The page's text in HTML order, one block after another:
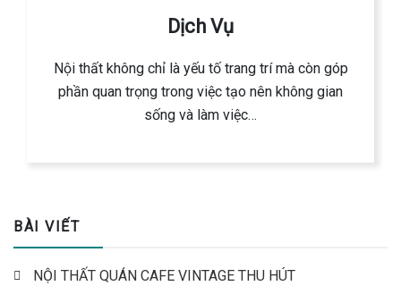
Dịch Vụ
Nội thất không chỉ là yếu tố trang trí mà còn góp
phần quan trọng trong việc tạo nên không gian
sống và làm việc…
BÀI VIẾT
NỘI THẤT QUÁN CAFE VINTAGE THU HÚT